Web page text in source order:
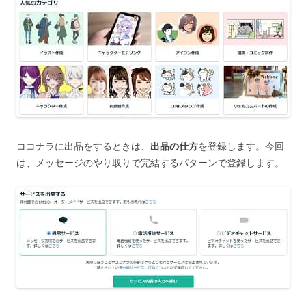
ココナラに出品をするときは、 出品の仕方を登録します。今回
は、メッセージのやり取りで完結するパターンで登録します。